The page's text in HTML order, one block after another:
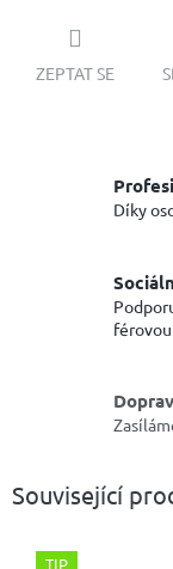
ZEPTAT SE
Díky
Související
TIP